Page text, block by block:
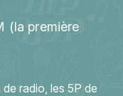
(la première
radio, les 5P de